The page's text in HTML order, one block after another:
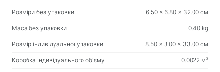
Розміри без упаковки 6.50 x 6.80 x 32.00 см
Маса без упаковки 0.40 kg
Розмір індивідуальної упаковки 8.50 x 8.00 x 33.00 см
Коробка індивідуального об'єму 0.0022 м³